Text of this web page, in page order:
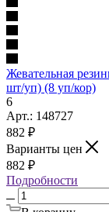
Жевательная
шт/уп) (8 уп/кор)
6
Арт.: 148727
882 ₽
Варианты цен
882 ₽
Подробности